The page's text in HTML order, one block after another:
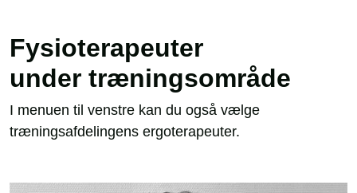
Fysioterapeuter
under træningsområde
I menuen til venstre kan du også vælge
træningsafdelingens ergoterapeuter.